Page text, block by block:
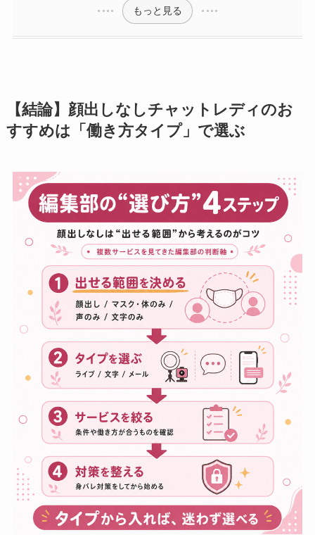
もっと見る
【結論】顔出しなしチャットレディのお
すすめは「働き方タイプ」で選ぶ